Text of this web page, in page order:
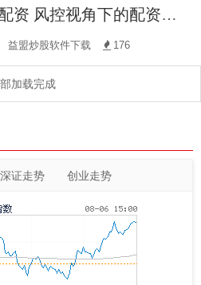
角下的配资平
规性核查净值回撤修复
评估从长期演进
益盟炒股软件下载 176
加载完成
深证走势 创业走势